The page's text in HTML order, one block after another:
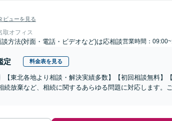
ビューを見る
取オフィス
談方法(対面・電話・ビデオなど)は応相談営業時間：
定 料金表を見る
【東北各地より相談・解決実績多数】【初回相談無料】
続放棄など、相続に関するあらゆる問題に対応します。